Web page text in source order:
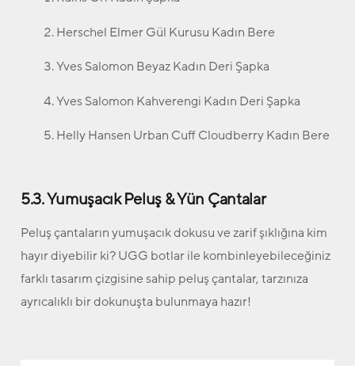
Herschel Elmer Gül Kurusu Kadın Bere
Yves Salomon Beyaz Kadın Deri Şapka
Yves Salomon Kahverengi Kadın Deri Şapka
Helly Hansen Urban Cuff Cloudberry Kadın Bere
5.3. Yumuşacık Peluş & Yün Çantalar
Peluş çantaların yumuşacık dokusu ve zarif şıklığına kim
hayır diyebilir ki? UGG botlar ile kombinleyebileceğiniz
farklı tasarım çizgisine sahip peluş çantalar, tarzınıza
ayrıcalıklı bir dokunuşta bulunmaya hazır!